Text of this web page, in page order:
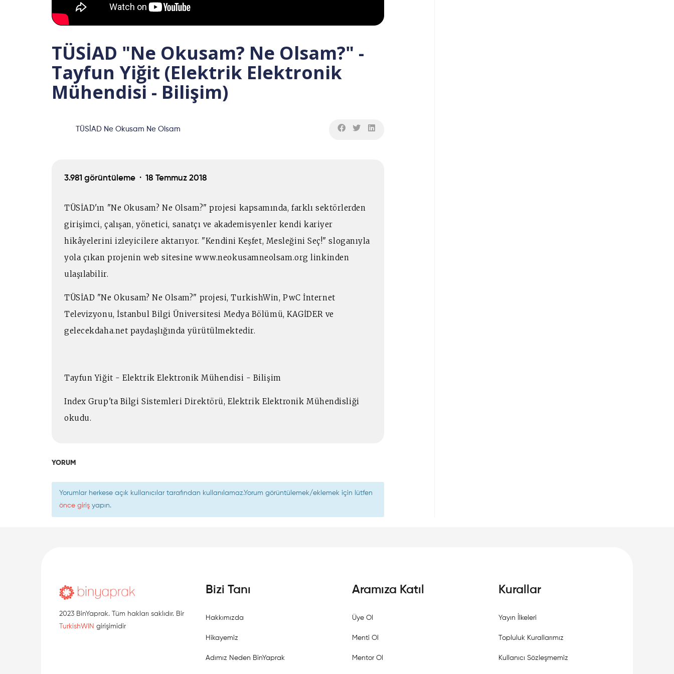
TÜSİAD "Ne Okusam? Ne Olsam?" -
Tayfun Yiğit (Elektrik Elektronik
Mühendisi - Bilişim)
TÜSİAD Ne Okusam Ne Olsam
3.981 görüntüleme · 18 Temmuz 2018
TÜSİAD'ın "Ne Okusam? Ne Olsam?" projesi kapsamında, farklı sektörlerden
girişimci, çalışan, yönetici, sanatçı ve akademisyenler kendi kariyer
hikâyelerini izleyicilere aktarıyor. "Kendini Keşfet, Mesleğini Seç!" sloganıyla
yola çıkan projenin web sitesine www.neokusamneolsam.org linkinden
ulaşılabilir.
TÜSİAD "Ne Okusam? Ne Olsam?" projesi, TurkishWin, PwC İnternet
Televizyonu, İstanbul Bilgi Üniversitesi Medya Bölümü, KAGİDER ve
gelecekdaha.net paydaşlığında yürütülmektedir.
Tayfun Yiğit - Elektrik Elektronik Mühendisi - Bilişim
Index Grup'ta Bilgi Sistemleri Direktörü, Elektrik Elektronik Mühendisliği
okudu.
YORUM
Yorumlar herkese açık kullanıcılar tarafından kullanılamaz.Yorum görüntülemek/eklemek için lütfen
önce giriş yapın.
2023 BinYaprak. Tüm hakları saklıdır. Bir
TurkishWIN girişimidir
Bizi Tanı
Hakkımızda
Hikayemiz
Adımız Neden BinYaprak
Aramıza Katıl
Üye Ol
Menti Ol
Mentor Ol
Kurallar
Yayın İlkeleri
Topluluk Kurallarımız
Kullanıcı Sözleşmemiz